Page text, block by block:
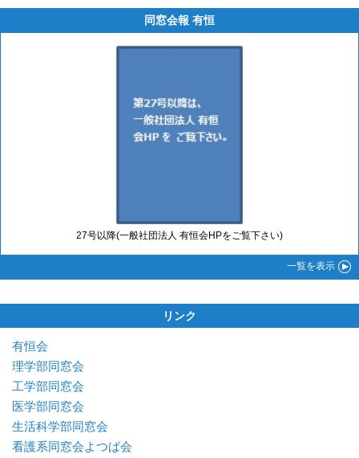
同窓会報 有恒
27号以降(一般社団法人 有恒会HPをご覧下さい)
一覧を表示
リンク
有恒会
理学部同窓会
工学部同窓会
医学部同窓会
生活科学部同窓会
看護系同窓会よつば会